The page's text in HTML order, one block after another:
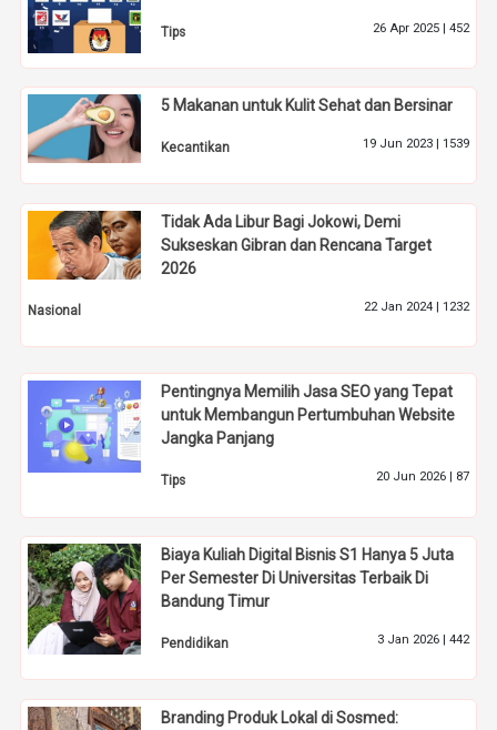
Tips 26 Apr 2025 | 452
5 Makanan untuk Kulit Sehat dan Bersinar
Kecantikan 19 Jun 2023 | 1539
Tidak Ada Libur Bagi Jokowi, Demi
Sukseskan Gibran dan Rencana Target
2026
Nasional 22 Jan 2024 | 1232
Pentingnya Memilih Jasa SEO yang Tepat
untuk Membangun Pertumbuhan Website
Jangka Panjang
Tips 20 Jun 2026 | 87
Biaya Kuliah Digital Bisnis S1 Hanya 5 Juta
Per Semester Di Universitas Terbaik Di
Bandung Timur
Pendidikan 3 Jan 2026 | 442
Branding Produk Lokal di Sosmed: